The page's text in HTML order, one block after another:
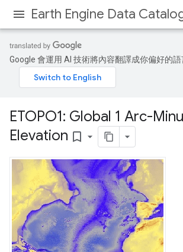
Earth Engine Data
Google 會運用 AI 技術將內容翻譯成你偏好的語
ETOPO1: Global 1 Arc-
Elevation bookmark_border